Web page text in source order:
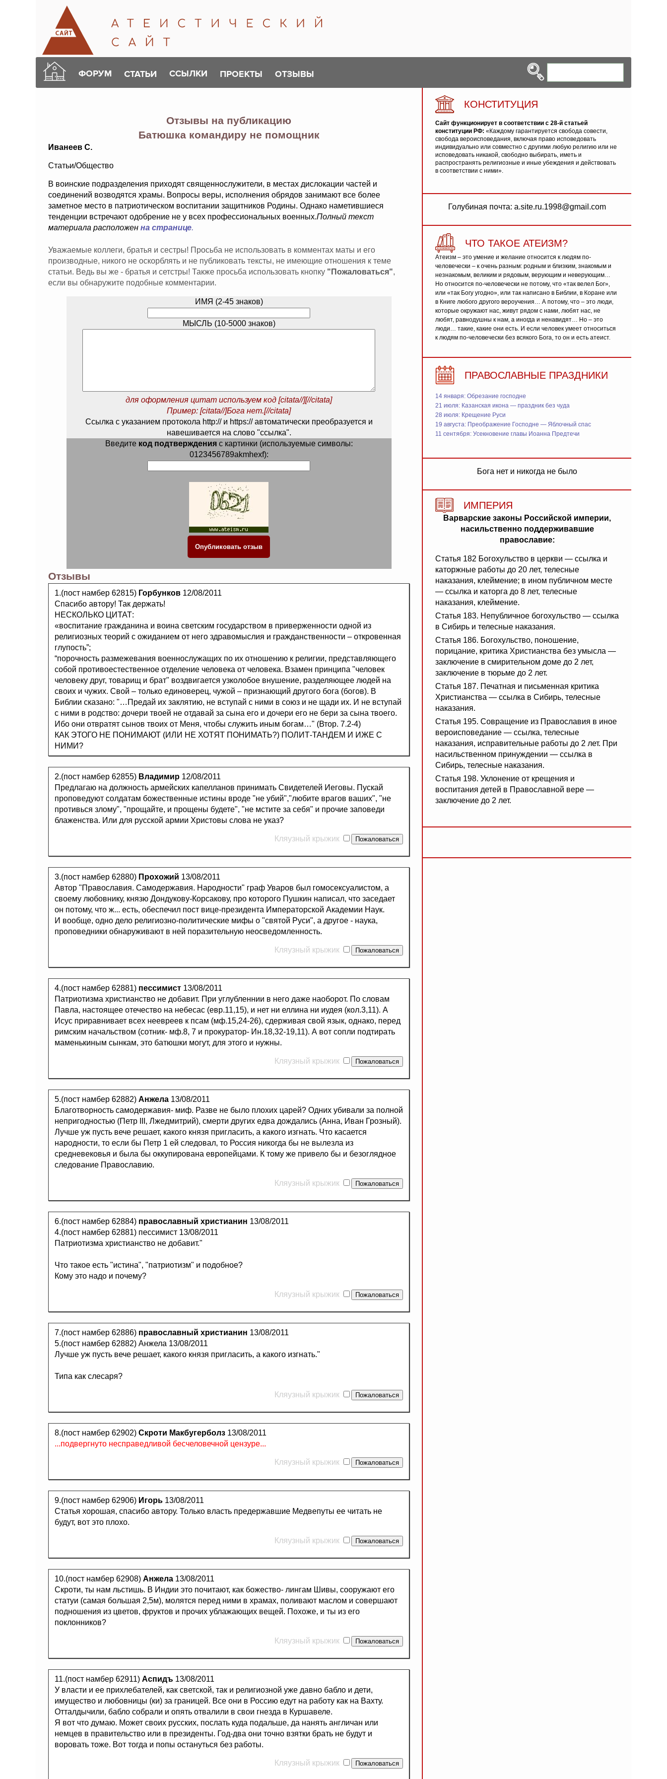
ФОРУМ СТАТЬИ ССЫЛКИ ПРОЕКТЫ ОТЗЫВЫ
Отзывы на публикацию
Батюшка командиру не помощник
Иванеев С.
Статьи/Общество
В воинские подразделения приходят священнослужители, в местах дислокации частей и
соединений возводятся храмы. Вопросы веры, исполнения обрядов занимают все более
заметное место в патриотическом воспитании защитников Родины. Однако наметившиеся
тенденции встречают одобрение не у всех профессиональных военных.Полный текст
материала расположен на странице.
Уважаемые коллеги, братья и сестры! Просьба не использовать в комментах маты и его
производные, никого не оскорблять и не публиковать тексты, не имеющие отношения к теме
статьи. Ведь вы же - братья и сетстры! Также просьба использовать кнопку "Пожаловаться",
если вы обнаружите подобные комментарии.
ИМЯ (2-45 знаков)
МЫСЛЬ (10-5000 знаков)
для оформления цитат используем код [citata//][//citata]
Пример: [citata//]Бога нет.[//citata]
Ссылка с указанием протокола http:// и https:// автоматически преобразуется и
навешивается на слово "ссылка".
Введите код подтвержденияс картинки (используемые символы:
0123456789akmhexf):
Отзывы
1.(пост намбер 62815) Горбунков 12/08/2011
Спасибо автору! Так держать!
НЕСКОЛЬКО ЦИТАТ:
«воспитание гражданина и воина светским государством в приверженности одной из
религиозных теорий с ожиданием от него здравомыслия и гражданственности – откровенная
глупость”;
“порочность размежевания военнослужащих по их отношению к религии, представляющего
собой противоестественное отделение человека от человека. Взамен принципа "человек
человеку друг, товарищ и брат" воздвигается узколобое внушение, разделяющее людей на
своих и чужих. Свой – только единоверец, чужой – признающий другого бога (богов). В
Библии сказано: "…Предай их заклятию, не вступай с ними в союз и не щади их. И не вступай
с ними в родство: дочери твоей не отдавай за сына его и дочери его не бери за сына твоего.
Ибо они отвратят сынов твоих от Меня, чтобы служить иным богам…" (Втор. 7.2-4)
КАК ЭТОГО НЕ ПОНИМАЮТ (ИЛИ НЕ ХОТЯТ ПОНИМАТЬ?) ПОЛИТ-ТАНДЕМ И ИЖЕ С
НИМИ?
2.(пост намбер 62855) Владимир 12/08/2011
Предлагаю на должность армейских капелланов принимать Свидетелей Иеговы. Пускай
проповедуют солдатам божественные истины вроде "не убий","любите врагов ваших", "не
противься злому", "прощайте, и прощены будете", "не мстите за себя" и прочие заповеди
блаженства. Или для русской армии Христовы слова не указ?
Кляузный крыжик
3.(пост намбер 62880) Прохожий 13/08/2011
Автор "Православия. Самодержавия. Народности" граф Уваров был гомосексуалистом, а
своему любовнику, князю Дондукову-Корсакову, про которого Пушкин написал, что заседает
он потому, что ж... есть, обеспечил пост вице-президента Императорской Академии Наук.
И вообще, одно дело религиозно-политические мифы о "святой Руси", а другое - наука,
проповедники обнаруживают в ней поразительную неосведомленность.
Кляузный крыжик
4.(пост намбер 62881) пессимист 13/08/2011
Патриотизма христианство не добавит. При углубленнии в него даже наоборот. По словам
Павла, настоящее отечество на небесас (евр.11,15), и нет ни еллина ни иудея (кол.3,11). А
Исус приравнивает всех неевреев к псам (мф.15,24-26), сдерживая свой язык, однако, перед
римским начальством (сотник- мф.8, 7 и прокуратор- Ин.18,32-19,11). А вот сопли подтирать
маменькиным сынкам, это батюшки могут, для этого и нужны.
Кляузный крыжик
5.(пост намбер 62882) Анжела 13/08/2011
Благотворность самодержавия- миф. Разве не было плохих царей? Одних убивали за полной
непригодностью (Петр III, Лжедмитрий), смерти других едва дождались (Анна, Иван Грозный).
Лучше уж пусть вече решает, какого князя пригласить, а какого изгнать. Что касается
народности, то если бы Петр 1 ей следовал, то Россия никогда бы не вылезла из
средневековья и была бы оккупирована европейцами. К тому же привело бы и безоглядное
следование Православию.
Кляузный крыжик
6.(пост намбер 62884) православный христианин 13/08/2011
4.(пост намбер 62881) пессимист 13/08/2011
Патриотизма христианство не добавит."
Что такое есть "истина", "патриотизм" и подобное?
Кому это надо и почему?
Кляузный крыжик
7.(пост намбер 62886) православный христианин 13/08/2011
5.(пост намбер 62882) Анжела 13/08/2011
Лучше уж пусть вече решает, какого князя пригласить, а какого изгнать."
Типа как слесаря?
Кляузный крыжик
8.(пост намбер 62902) Скроти Макбугерболз 13/08/2011
...подвергнуто несправедливой бесчеловечной цензуре...
Кляузный крыжик
9.(пост намбер 62906) Игорь 13/08/2011
Статья хорошая, спасибо автору. Только власть предержавшие Медвепуты ее читать не
будут, вот это плохо.
Кляузный крыжик
10.(пост намбер 62908) Анжела 13/08/2011
Скроти, ты нам льстишь. В Индии это почитают, как божество- лингам Шивы, сооружают его
статуи (самая большая 2,5м), молятся перед ними в храмах, поливают маслом и совершают
подношения из цветов, фруктов и прочих ублажающих вещей. Похоже, и ты из его
поклонников?
Кляузный крыжик
11.(пост намбер 62911) Аспидъ 13/08/2011
У власти и ее прихлебателей, как светской, так и религиозной уже давно бабло и дети,
имущество и любовницы (ки) за границей. Все они в Россию едут на работу как на Вахту.
Отталдычили, бабло собрали и опять отвалили в свои гнезда в Куршавеле.
Я вот что думаю. Может своих русских, послать куда подальше, да нанять англичан или
немцев в правительство или в президенты. Год-два они точно взятки брать не будут и
воровать тоже. Вот тогда и попы остануться без работы.
Кляузный крыжик
КОНСТИТУЦИЯ
Сайт функционирует в соответствии с 28-й статьей
конституции РФ: «Каждому гарантируется свобода совести,
свобода вероисповедания, включая право исповедовать
индивидуально или совместно с другими любую религию или не
исповедовать никакой, свободно выбирать, иметь и
распространять религиозные и иные убеждения и действовать
в соответствии с ними».
Голубиная почта: a.site.ru.1998@gmail.com
ЧТО ТАКОЕ АТЕИЗМ?
Атеизм – это умение и желание относится к людям по-
человечески – к очень разным: родным и близким, знакомым и
незнакомым, великим и рядовым, верующим и неверующим…
Но относится по-человечески не потому, что «так велел Бог»,
или «так Богу угодно», или так написано в Библии, в Коране или
в Книге любого другого вероучения… А потому, что – это люди,
которые окружают нас, живут рядом с нами, любят нас, не
любят, равнодушны к нам, а иногда и ненавидят… Но – это
люди… такие, какие они есть. И если человек умеет относиться
к людям по-человечески без всякого Бога, то он и есть атеист.
ПРАВОСЛАВНЫЕ ПРАЗДНИКИ
14 января: Обрезание господне
21 июля: Казанская икона — праздник без чуда
28 июля: Крещение Руси
19 августа: Преображение Господне — Яблочный спас
11 сентября: Усекновение главы Иоанна Предтечи
Бога нет и никогда не было
ИМПЕРИЯ
Варварские законы Российской империи,
насильственно поддерживавшие
православие:
Статья 182 Богохульство в церкви — ссылка и
каторжные работы до 20 лет, телесные
наказания, клеймение; в ином публичном месте
— ссылка и каторга до 8 лет, телесные
наказания, клеймение.
Статья 183. Непубличное богохульство — ссылка
в Сибирь и телесные наказания.
Статья 186. Богохульство, поношение,
порицание, критика Христианства без умысла —
заключение в смирительном доме до 2 лет,
заключение в тюрьме до 2 лет.
Статья 187. Печатная и письменная критика
Христианства — ссылка в Сибирь, телесные
наказания.
Статья 195. Совращение из Православия в иное
вероисповедание — ссылка, телесные
наказания, исправительные работы до 2 лет. При
насильственном принуждении — ссылка в
Сибирь, телесные наказания.
Статья 198. Уклонение от крещения и
воспитания детей в Православной вере —
заключение до 2 лет.